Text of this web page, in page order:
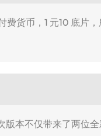
货币，1 元10 底片
本不仅带来了两位